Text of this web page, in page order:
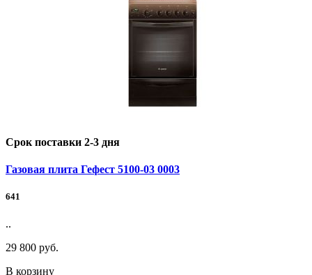
Срок поставки 2-3 дня
Газовая плита Гефест 5100-03 0003
641
..
29 800 руб.
В корзину